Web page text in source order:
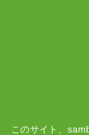
このサイト、